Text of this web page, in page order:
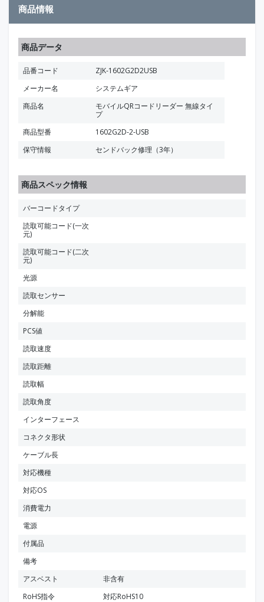
商品情報
商品データ
品番コード
ZJK-1602G2D2USB
メーカー名
システムギア
商品名
モバイルQRコードリーダー 無線タイ
プ
商品型番
1602G2D-2-USB
保守情報
センドバック修理（3年）
商品スペック情報
バーコードタイプ
読取可能コード(一次
元)
読取可能コード(二次
元)
光源
読取センサー
分解能
PCS値
読取速度
読取距離
読取幅
読取角度
インターフェース
コネクタ形状
ケーブル長
対応機種
対応OS
消費電力
電源
付属品
備考
アスベスト
非含有
RoHS指令
対応RoHS10